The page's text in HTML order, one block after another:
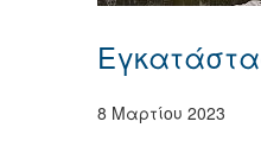
8 Μαρτίου 2023